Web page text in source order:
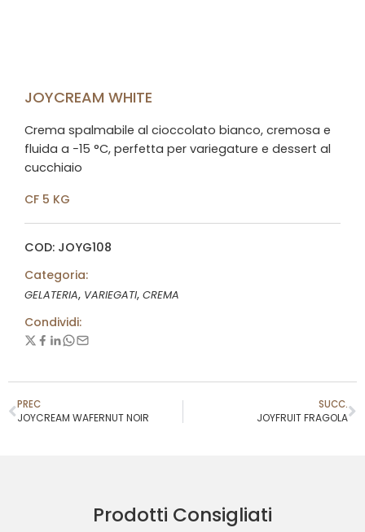
JOYCREAM WHITE
Crema spalmabile al cioccolato bianco, cremosa e
fluida a −15 °C, perfetta per variegature e dessert al
cucchiaio
CF 5 KG
COD: JOYG108
Categoria:
GELATERIA, VARIEGATI, CREMA
Condividi:
PREC
JOYCREAM WAFERNUT NOIR
SUCC.
JOYFRUIT FRAGOLA
Prodotti Consigliati